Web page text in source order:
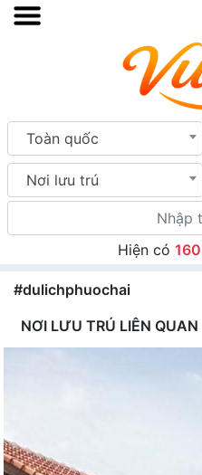
Toàn quốc
Nơi lưu trú
Hiện có 160
#dulichphuochai
NƠI LƯU TRÚ LIÊN QUAN